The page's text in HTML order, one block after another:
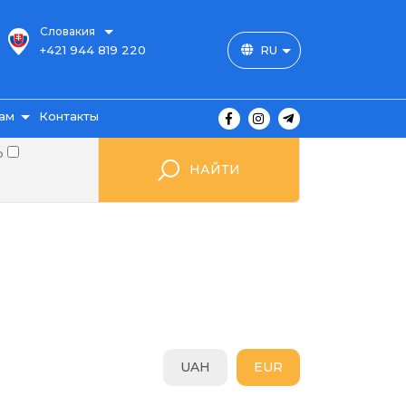
Словакия
+421 944 819 220 RU
Контакты
НАЙТИ
EUR
UAH